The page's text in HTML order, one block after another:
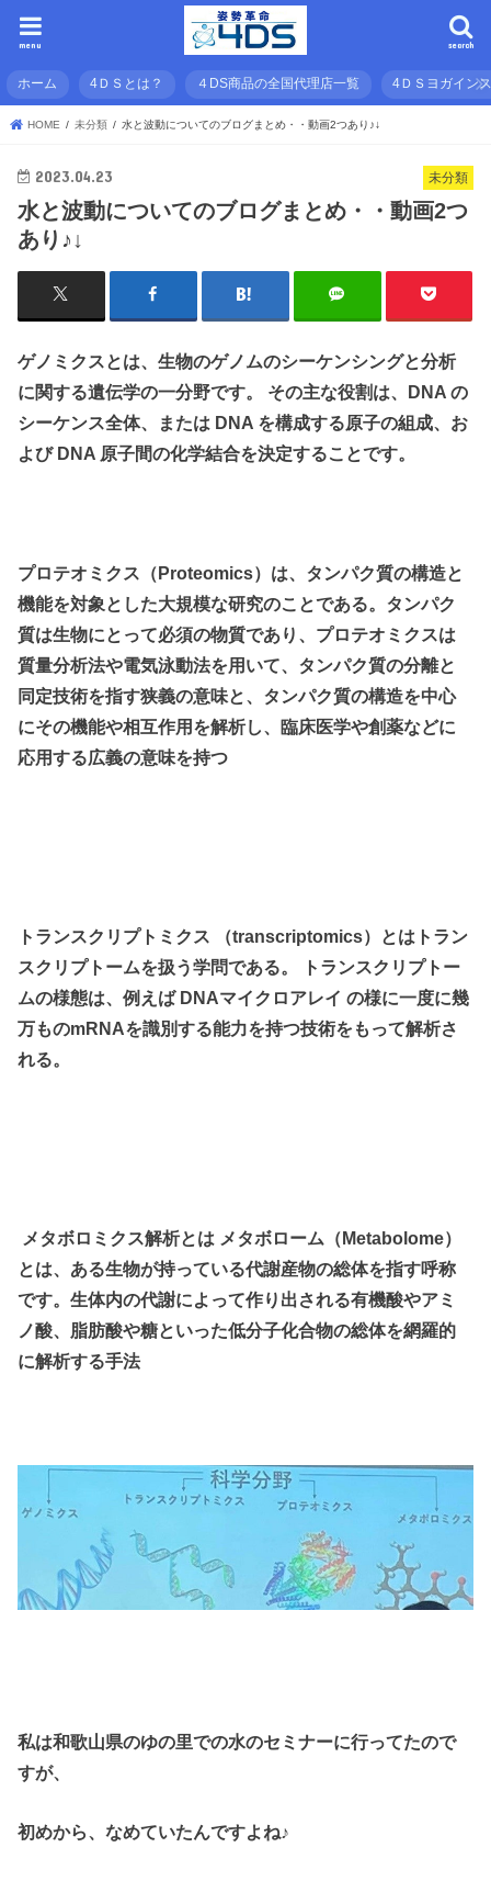
search
menu
ホーム 4ＤＳとは？ ４DS商品の全国代理店一覧 4ＤＳヨガイン
HOME 未分類 水と波動についてのブログまとめ・・動画2つあり♪↓
未分類
2023.04.23
水と波動についてのブログまとめ・・動画2つ
あり♪↓
ゲノミクスとは、生物のゲノムのシーケンシングと分析
に関する遺伝学の一分野です。 その主な役割は、DNA の
シーケンス全体、または DNA を構成する原子の組成、お
よび DNA 原子間の化学結合を決定することです。
プロテオミクス（Proteomics）は、タンパク質の構造と
機能を対象とした大規模な研究のことである。タンパク
質は生物にとって必須の物質であり、プロテオミクスは
質量分析法や電気泳動法を用いて、タンパク質の分離と
同定技術を指す狭義の意味と、タンパク質の構造を中心
にその機能や相互作用を解析し、臨床医学や創薬などに
応用する広義の意味を持つ
トランスクリプトミクス （transcriptomics）とはトラン
スクリプトームを扱う学問である。 トランスクリプトー
ムの様態は、例えば DNAマイクロアレイ の様に一度に幾
万ものmRNAを識別する能力を持つ技術をもって解析さ
れる。
メタボロミクス解析とは メタボローム（Metabolome）
とは、ある生物が持っている代謝産物の総体を指す呼称
です。生体内の代謝によって作り出される有機酸やアミ
ノ酸、脂肪酸や糖といった低分子化合物の総体を網羅的
に解析する手法
私は和歌山県のゆの里での水のセミナーに行ってたので
すが、
初めから、なめていたんですよね♪